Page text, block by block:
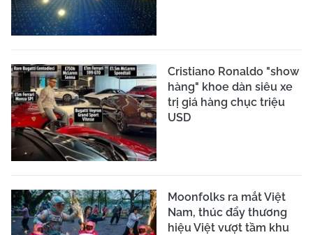
Cristiano Ronaldo "show
hàng" khoe dàn siêu xe
trị giá hàng chục triệu
USD
Moonfolks ra mắt Việt
Nam, thúc đẩy thương
hiệu Việt vượt tầm khu